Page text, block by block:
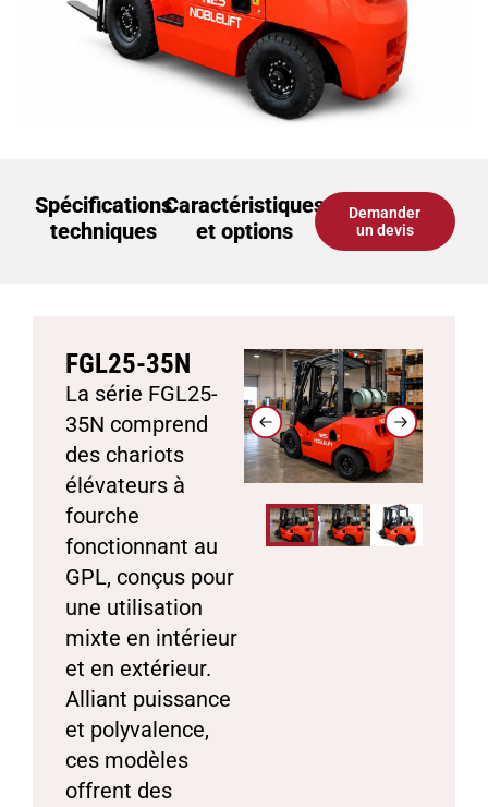
Spécifications
techniques
Caractéristiques
et options
Demander
un devis
FGL25-35N
La série FGL25-
35N comprend
des chariots
élévateurs à
fourche
fonctionnant au
GPL, conçus pour
une utilisation
mixte en intérieur
et en extérieur.
Alliant puissance
et polyvalence,
ces modèles
offrent des